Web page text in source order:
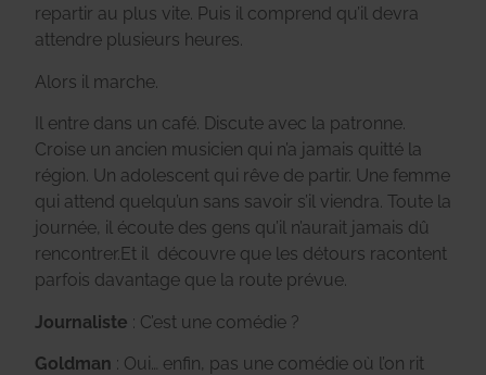
repartir au plus vite. Puis il comprend qu’il devra
attendre plusieurs heures.
Alors il marche.
Il entre dans un café. Discute avec la patronne.
Croise un ancien musicien qui n’a jamais quitté la
région. Un adolescent qui rêve de partir. Une femme
qui attend quelqu’un sans savoir s’il viendra. Toute la
journée, il écoute des gens qu’il n’aurait jamais dû
rencontrer.Et il découvre que les détours racontent
parfois davantage que la route prévue.
Journaliste : C’est une comédie ?
Goldman : Oui… enfin, pas une comédie où l’on rit